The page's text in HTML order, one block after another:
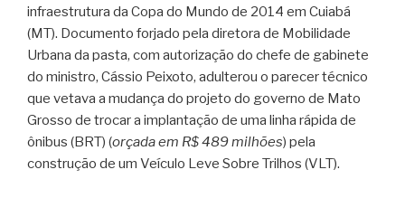
infraestrutura da Copa do Mundo de 2014 em Cuiabá
(MT). Documento forjado pela diretora de Mobilidade
Urbana da pasta, com autorização do chefe de gabinete
do ministro, Cássio Peixoto, adulterou o parecer técnico
que vetava a mudança do projeto do governo de Mato
Grosso de trocar a implantação de uma linha rápida de
ônibus (BRT) (orçada em R$ 489 milhões) pela
construção de um Veículo Leve Sobre Trilhos (VLT).